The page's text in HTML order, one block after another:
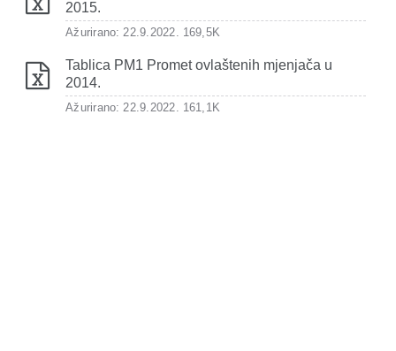
2015.
Ažurirano: 22.9.2022. 169,5K
Tablica PM1 Promet ovlaštenih mjenjača u
2014.
Ažurirano: 22.9.2022. 161,1K